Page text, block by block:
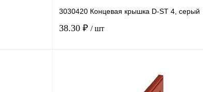
3030420 Концевая крышка D-ST 4, серый
38.30 ₽ / шт